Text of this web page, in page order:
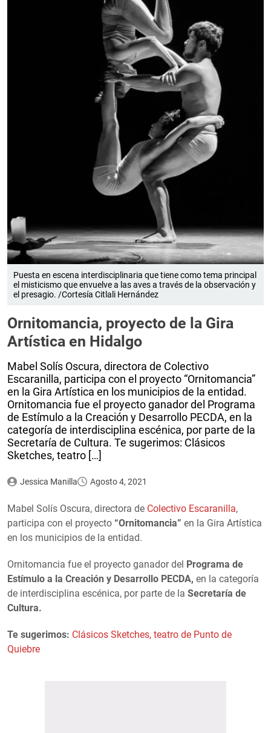
Puesta en escena interdisciplinaria que tiene como tema principal
el misticismo que envuelve a las aves a través de la observación y
el presagio. /Cortesía Citlali Hernández
Ornitomancia, proyecto de la Gira
Artística en Hidalgo
Mabel Solís Oscura, directora de Colectivo
Escaranilla, participa con el proyecto “Ornitomancia”
en la Gira Artística en los municipios de la entidad.
Ornitomancia fue el proyecto ganador del Programa
de Estímulo a la Creación y Desarrollo PECDA, en la
categoría de interdisciplina escénica, por parte de la
Secretaría de Cultura. Te sugerimos: Clásicos
Sketches, teatro […]
Jessica Manilla Agosto 4, 2021
Mabel Solís Oscura, directora de Colectivo Escaranilla,
participa con el proyecto “Ornitomancia” en la Gira Artística
en los municipios de la entidad.
Ornitomancia fue el proyecto ganador del Programa de
Estímulo a la Creación y Desarrollo PECDA, en la categoría
de interdisciplina escénica, por parte de la Secretaría de
Cultura.
Te sugerimos: Clásicos Sketches, teatro de Punto de
Quiebre